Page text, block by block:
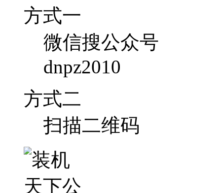
方式一
微信搜公众号
dnpz2010
方式二
扫描二维码